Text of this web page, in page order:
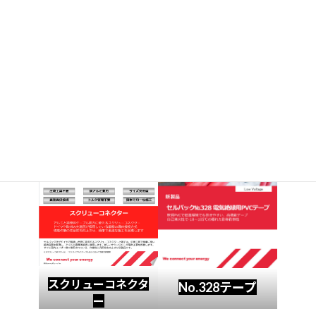
スクリューコネクタ
ー
No.328テープ